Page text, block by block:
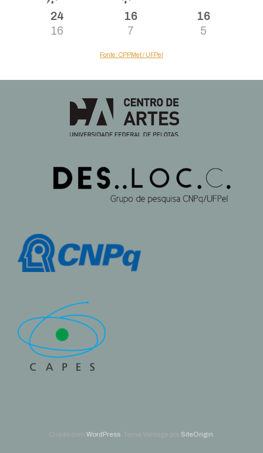
24
16
16
7
16
5
Fonte: CPPMet / UFPel
Criado com WordPress. Tema Vantage por SiteOrigin